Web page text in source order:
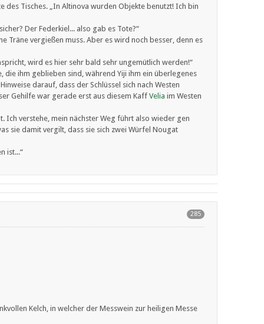
Tisches. „In Altinova wurden Objekte benutzt! Ich bin
Der Federkiel... also gab es Tote?“
Träne vergießen muss. Aber es wird noch besser, denn es
wird es hier sehr bald sehr ungemütlich werden!“
die ihm geblieben sind, während Yiji ihm ein überlegenes
darauf, dass der Schlüssel sich nach Westen
Gehilfe war gerade erst aus diesem Kaff Velia im Westen
Ich verstehe, mein nächster Weg führt also wieder gen
sie damit vergilt, dass sie sich zwei Würfel Nougat
ist...“
285
Kelch, in welcher der Messwein zur heiligen Messe